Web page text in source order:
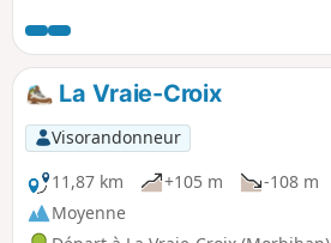
La Vraie-Croix
Visorandonneur
11,87 km
+105 m -108 m
Moyenne